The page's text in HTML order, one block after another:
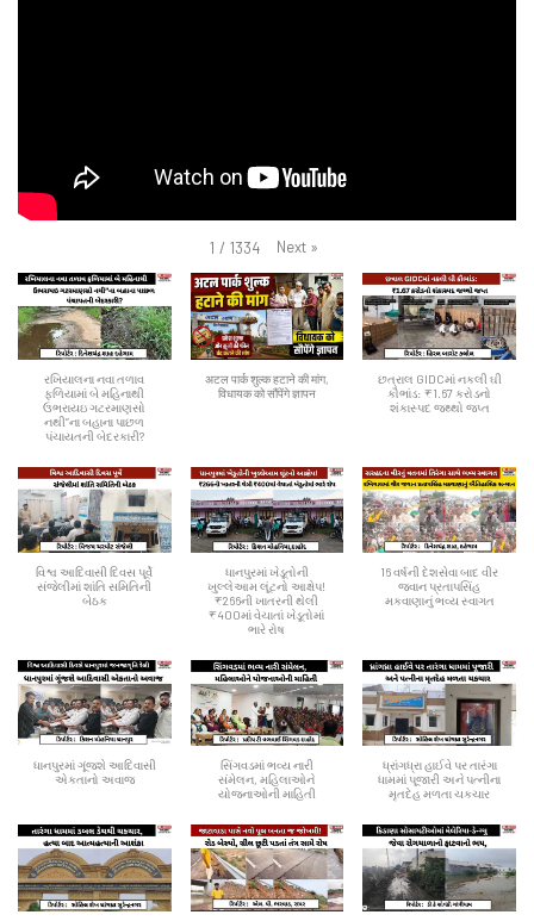
1 / 1334 Next »
રખિયાલના નવા તળાવ
ફળિયામાં બે મહિનાથી
ઉભરાયઇ ગટરમાણસો
નથી”ના બહાના પાછળ
પંચાયતની બેદરકારી?
अटल पार्क शुल्क हटाने की मांग,
विधायक को सौंपेंगे ज्ञापन
છત્રાલ GIDCમાં નકલી ઘી
કૌભાંડ: ₹1.67 કરોડનો
શંકાસ્પદ જથ્થો જપ્ત
વિશ્વ આદિવાસી દિવસ પૂર્વે
સંજેલીમાં શાંતિ સમિતિની
બેઠક
ધાનપુરમાં ખેડૂતોની
ખુલ્લેઆમ લૂંટનો આક્ષેપ!
₹266ની ખાતરની થેલી
₹400માં વેચાતાં ખેડૂતોમાં
ભારે રોષ
16 વર્ષની દેશસેવા બાદ વીર
જવાન પ્રતાપસિંહ
મકવાણાનું ભવ્ય સ્વાગત
ધાનપુરમાં ગૂંજશે આદિવાસી
એકતાનો અવાજ
સિંગવડમાં ભવ્ય નારી
સંમેલન, મહિલાઓને
યોજનાઓની માહિતી
ધ્રાંગધ્રા હાઈવે પર તારંગા
ધામમાં પૂજારી અને પત્નીના
મૃતદેહ મળતા ચકચાર